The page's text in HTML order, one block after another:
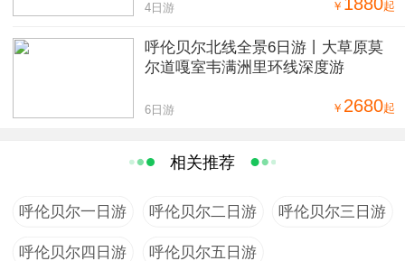
￥ 起
4日游
呼伦贝尔北线全景6日游丨大草原莫
尔道嘎室韦满洲里环线深度游
￥ 2680起
6日游
相关推荐
呼伦贝尔一日游 呼伦贝尔二日游 呼伦贝尔三日游
呼伦贝尔四日游 呼伦贝尔五日游